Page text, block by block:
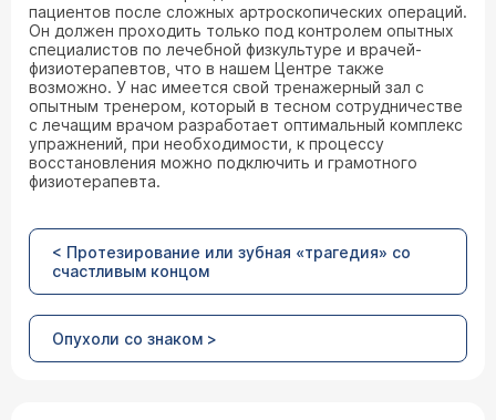
пациентов после сложных артроскопических операций.
Он должен проходить только под контролем опытных
специалистов по лечебной физкультуре и врачей-
физиотерапевтов, что в нашем Центре также
возможно. У нас имеется свой тренажерный зал с
опытным тренером, который в тесном сотрудничестве
с лечащим врачом разработает оптимальный комплекс
упражнений, при необходимости, к процессу
восстановления можно подключить и грамотного
физиотерапевта.
< Протезирование или зубная «трагедия» со
счастливым концом
Опухоли со знаком >